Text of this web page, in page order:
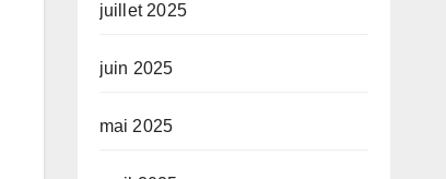
juillet 2025
juin 2025
mai 2025